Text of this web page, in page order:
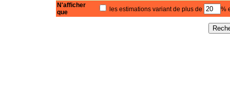
N'afficher
que
les estimations variant de plus de %